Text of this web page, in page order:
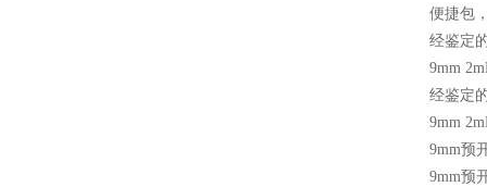
便捷包
经鉴定
9mm
经鉴定
9mm
9mm预
9mm预